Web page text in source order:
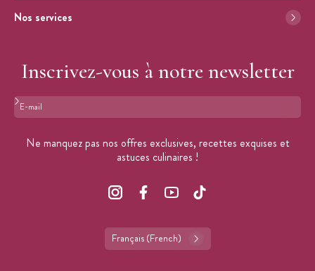
Nos services
Inscrivez-vous à notre newsletter
Format : adresse@email.com
Ne manquez pas nos offres exclusives, recettes exquises et
astuces culinaires !
Français (French)